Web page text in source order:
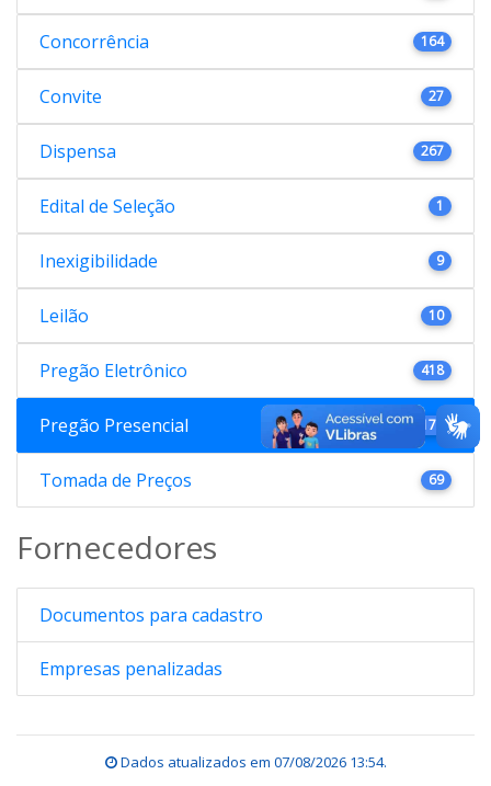
Concorrência 164
Convite 27
Dispensa 267
Edital de Seleção 1
Inexigibilidade 9
Leilão 10
Pregão Eletrônico 418
Pregão Presencial 176
Tomada de Preços 69
Fornecedores
Documentos para cadastro
Empresas penalizadas
Dados atualizados em 07/08/2026 13:54.